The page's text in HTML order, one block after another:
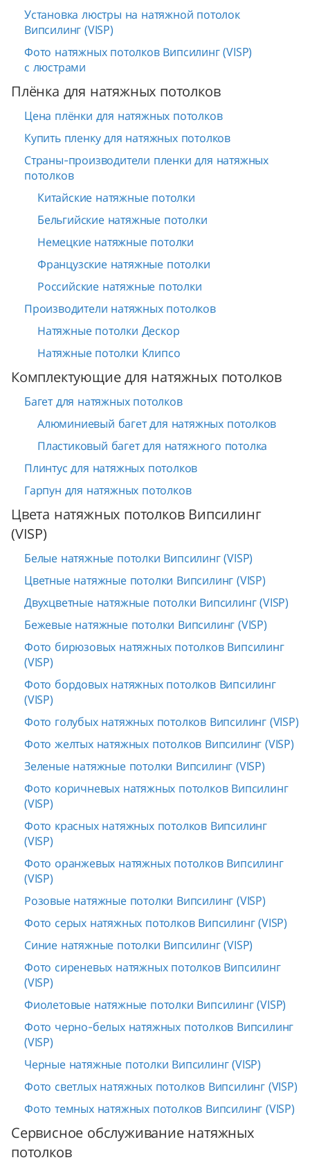
Установка люстры на натяжной потолок
Випсилинг (VISP)
Фото натяжных потолков Випсилинг (VISP)
с люстрами
Плёнка для натяжных потолков
Цена плёнки для натяжных потолков
Купить пленку для натяжных потолков
Страны-производители пленки для натяжных
потолков
Китайские натяжные потолки
Бельгийские натяжные потолки
Немецкие натяжные потолки
Французские натяжные потолки
Российские натяжные потолки
Производители натяжных потолков
Натяжные потолки Дескор
Натяжные потолки Клипсо
Комплектующие для натяжных потолков
Багет для натяжных потолков
Алюминиевый багет для натяжных потолков
Пластиковый багет для натяжного потолка
Плинтус для натяжных потолков
Гарпун для натяжных потолков
Цвета натяжных потолков Випсилинг
(VISP)
Белые натяжные потолки Випсилинг (VISP)
Цветные натяжные потолки Випсилинг (VISP)
Двухцветные натяжные потолки Випсилинг (VISP)
Бежевые натяжные потолки Випсилинг (VISP)
Фото бирюзовых натяжных потолков Випсилинг
(VISP)
Фото бордовых натяжных потолков Випсилинг
(VISP)
Фото голубых натяжных потолков Випсилинг (VISP)
Фото желтых натяжных потолков Випсилинг (VISP)
Зеленые натяжные потолки Випсилинг (VISP)
Фото коричневых натяжных потолков Випсилинг
(VISP)
Фото красных натяжных потолков Випсилинг
(VISP)
Фото оранжевых натяжных потолков Випсилинг
(VISP)
Розовые натяжные потолки Випсилинг (VISP)
Фото серых натяжных потолков Випсилинг (VISP)
Синие натяжные потолки Випсилинг (VISP)
Фото сиреневых натяжных потолков Випсилинг
(VISP)
Фиолетовые натяжные потолки Випсилинг (VISP)
Фото черно-белых натяжных потолков Випсилинг
(VISP)
Черные натяжные потолки Випсилинг (VISP)
Фото светлых натяжных потолков Випсилинг (VISP)
Фото темных натяжных потолков Випсилинг (VISP)
Сервисное обслуживание натяжных
потолков